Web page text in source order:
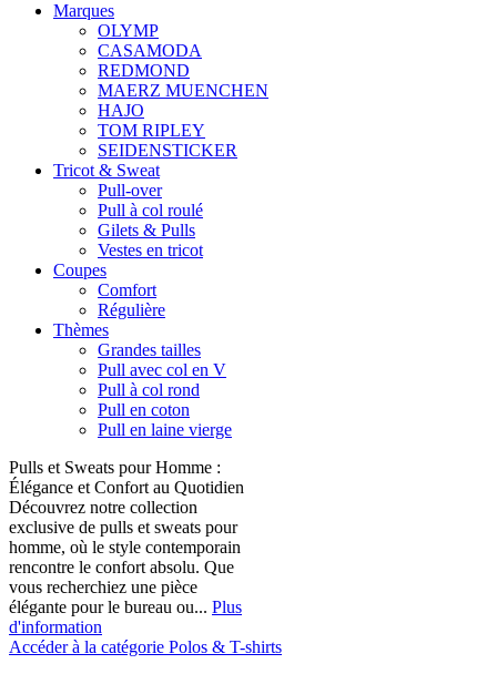
Marques
OLYMP
CASAMODA
REDMOND
MAERZ MUENCHEN
HAJO
TOM RIPLEY
SEIDENSTICKER
Tricot & Sweat
Pull-over
Pull à col roulé
Gilets & Pulls
Vestes en tricot
Coupes
Comfort
Régulière
Thèmes
Grandes tailles
Pull avec col en V
Pull à col rond
Pull en coton
Pull en laine vierge
Pulls et Sweats pour Homme :
Élégance et Confort au Quotidien
Découvrez notre collection
exclusive de pulls et sweats pour
homme, où le style contemporain
rencontre le confort absolu. Que
vous recherchiez une pièce
élégante pour le bureau ou... Plus
d'information
Accéder à la catégorie Polos & T-shirts